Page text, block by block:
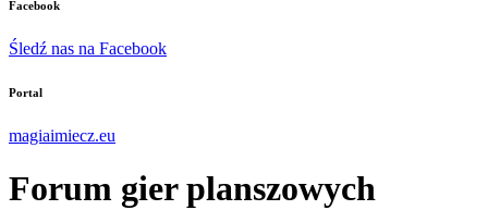
Facebook
Śledź nas na Facebook
Portal
magiaimiecz.eu
Forum gier planszowych